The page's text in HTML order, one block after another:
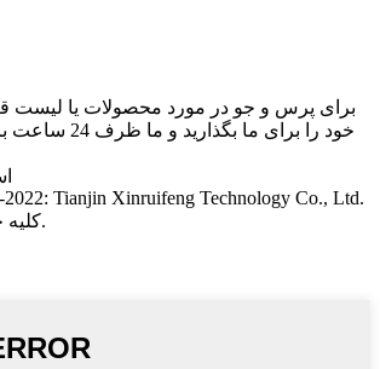
برای پرس و جو در مورد محصولات یا لیست
خود را برای ما
Tianjin Xinruifeng Technology Co., Ltd.
کلیه حقوق محفوظ است.